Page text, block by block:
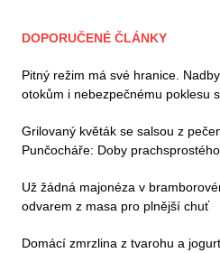
DOPORUČENÉ ČLÁNKY
Pitný režim má své hranice.
otokům i nebezpečnému poklesu
Grilovaný květák se salsou z
Punčocháře: Doby
Už žádná majonéza v
odvarem z masa pro plnější chuť
Domácí zmrzlina z tvarohu a